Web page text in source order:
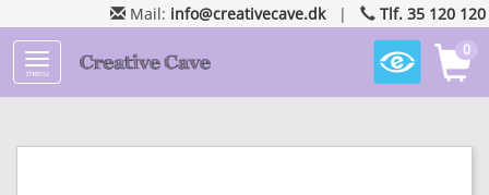
Mail: info@creativecave.dk| Tlf. 35 120 120
menu
0